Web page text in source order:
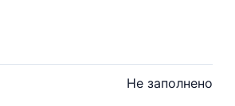
Не заполнено